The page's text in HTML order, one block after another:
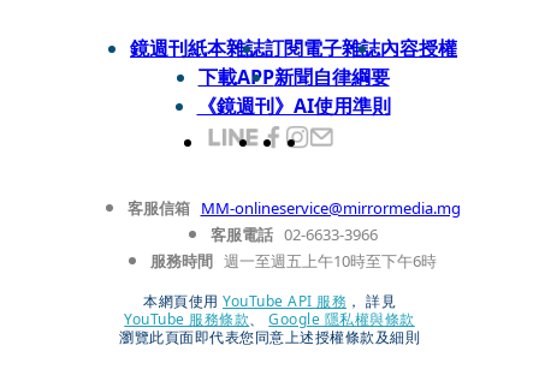
鏡週刊紙本雜誌訂閱電子雜誌內容授權
下載APP新聞自律綱要
《鏡週刊》AI使用準則
客服信箱 MM-onlineservice@mirrormedia.mg
客服電話 02-6633-3966
服務時間 週一至週五上午10時至下午6時
本網頁使用 YouTube API 服務 ， 詳見
YouTube 服務條款、
Google 隱私權與條款
瀏覽此頁面即代表您同意上述授權條款及細則